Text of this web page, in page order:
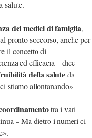
salute.
dei medici di famiglia,
pronto soccorso, anche per
il concetto di
ed efficacia – dice
della saluteda
stiamo allontanando».
tra i vari
– Ma dietro i numeri ci